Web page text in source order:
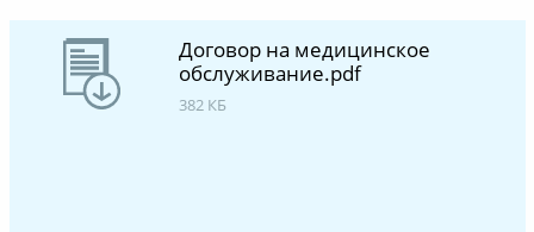
Договор на медицинское
обслуживание.pdf
382 КБ